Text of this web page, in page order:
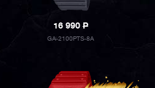
16 990P
GA-2100PTS-8A